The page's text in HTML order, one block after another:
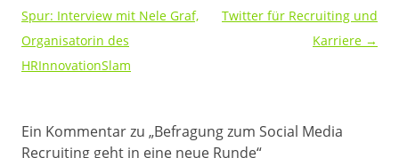
Spur: Interview mit Nele Graf,
Organisatorin des
HRInnovationSlam
Twitter für Recruiting und
Karriere →
Ein Kommentar zu „Befragung zum Social Media
Recruiting geht in eine neue Runde“